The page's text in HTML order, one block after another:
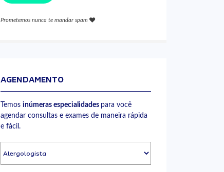
Prometemos nunca te mandar spam
AGENDAMENTO
Temos inúmeras especialidades para você
agendar consultas e exames de maneira rápida
e fácil.